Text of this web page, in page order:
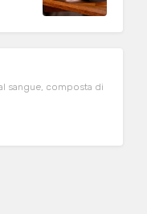
sangue, composta di